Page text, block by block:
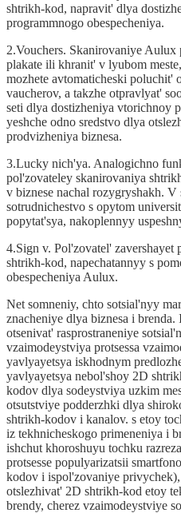
shtrikh-kod, napravit' dlya
programmnogo obespecheniya.
2.Vouchers. Skanirovaniye
plakate ili khranit' v lyubom
mozhete avtomaticheski poluchit'
vaucherov, a takzhe otpravlyat'
seti dlya dostizheniya vtorichnoy
yeshche odno sredstvo dlya
prodvizheniya biznesa.
3.Lucky nich'ya. Analogichno
pol'zovateley skanirovaniya
v biznese nachal rozygryshakh.
sotrudnichestvo s opytom
popytat'sya, nakoplennyy
4.Sign v. Pol'zovatel'
shtrikh-kod, napechatannyy s
obespecheniya Aulux.
Net somneniy, chto sotsial'nyy
znacheniye dlya biznesa i
otsenivat' rasprostraneniye
vzaimodeystviya protsessa
yavlyayetsya iskhodnym
yavlyayetsya nebol'shoy 2D
kodov dlya sodeystviya uzkim
otsutstviye podderzhki dlya
shtrikh-kodov i kanalov. s etoy
iz tekhnicheskogo primeneniya i
ishchut khoroshuyu tochku
protsesse populyarizatsii
kodov i ispol'zovaniye
otslezhivat' 2D shtrikh-kod etoy
brendy, cherez vzaimodeystviye